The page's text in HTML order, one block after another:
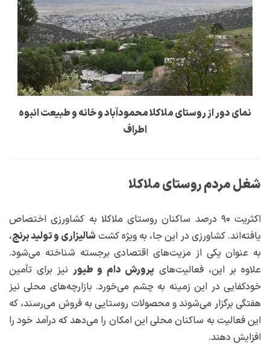
نمای دور از روستای ملاکلا محمودآباد و خانه و طبیعت انبوه
اطراف
شغل مردم روستای ملاکلا
اکثریت ۹۰ درصد ساکنان روستای ملاکلا به کشاورزی اختصاص
یافته‌اند. کشاورزی در این جا، به ویژه کشت شالیزاری و تولید برنج،
به عنوان یکی از مزیت‌های اقتصادی برجسته شناخته می‌شود.
علاوه بر این، فعالیت‌های پرورش دام و طیورنیز برای تأمین
خودکفایی در این زمینه به چشم می‌خورد. بازارچه‌های محلی نیز
هفتگی برگزار می‌شوند و محصولات روستایی به فروش می‌رسند، که
این فعالیت به ساکنان محلی این امکان را می‌دهد که درآمد خود را
افزایش دهند.